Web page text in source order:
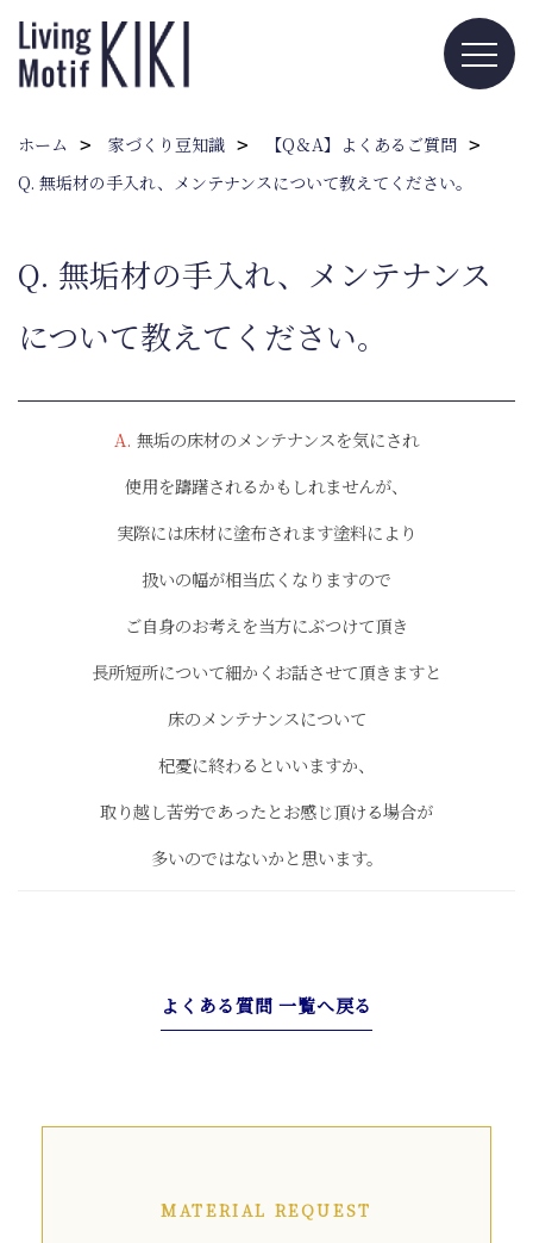
ホーム 家づくり豆知識
【Q＆A】よくあるご質問
Q. 無垢材の手入れ、メンテナンスについて教えてください。
Q. 無垢材の手入れ、メンテナンス
について教えてください。
A. 無垢の床材のメンテナンスを気にされ
使用を躊躇されるかもしれませんが、
実際には床材に塗布されます塗料により
扱いの幅が相当広くなりますので
ご自身のお考えを当方にぶつけて頂き
長所短所について細かくお話させて頂きますと
床のメンテナンスについて
杞憂に終わるといいますか、
取り越し苦労であったとお感じ頂ける場合が
多いのではないかと思います。
よくある質問 一覧へ戻る
MATERIAL REQUEST